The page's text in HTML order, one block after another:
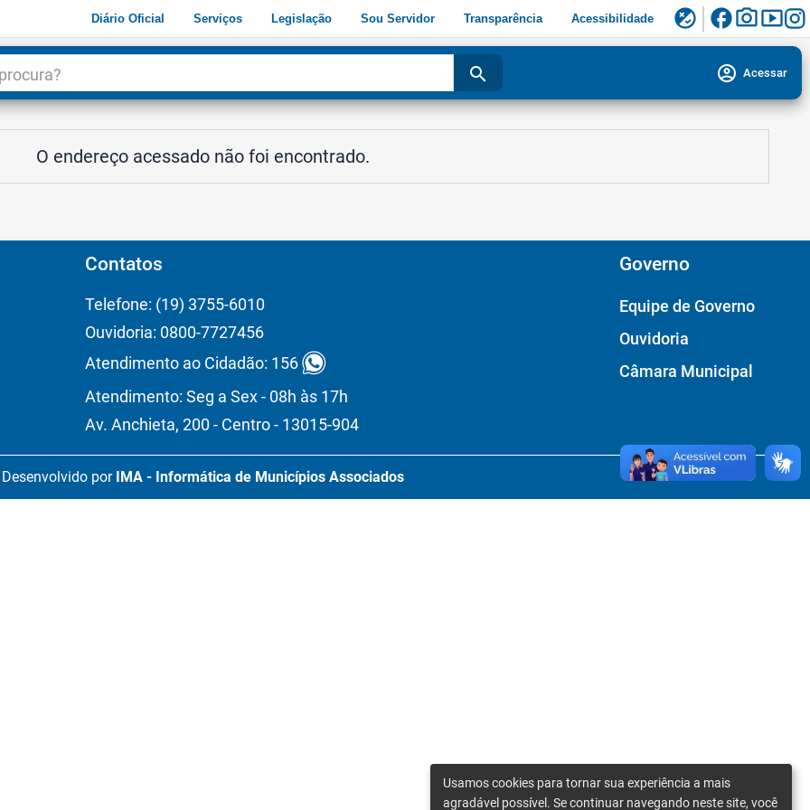
Diário Oficial Serviços Legislação Sou Servidor Transparência Acessibilidade flaky facebookphoto_camerasmart_display
search account_circle Acessar
O endereço acessado não foi encontrado.
Contatos
Telefone: (19) 3755-6010
Ouvidoria: 0800-7727456
Atendimento ao Cidadão: 156
Atendimento: Seg a Sex - 08h às 17h
Av. Anchieta, 200 - Centro - 13015-904
Governo
Equipe de Governo
Ouvidoria
Câmara Municipal
Desenvolvido por IMA - Informática de Municípios Associados
Usamos cookies para tornar sua experiência a mais
agradável possível. Se continuar navegando neste site, você